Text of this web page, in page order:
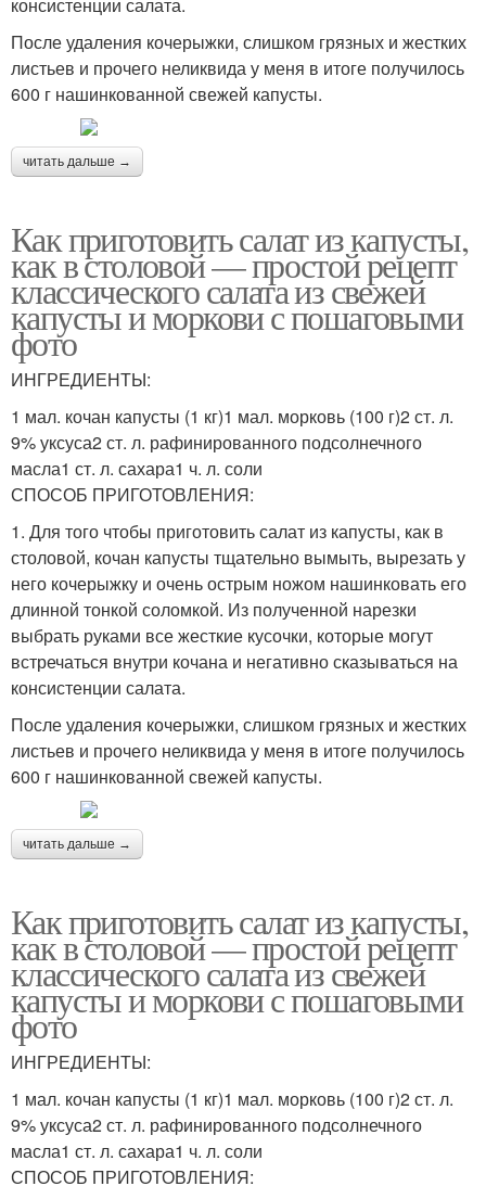
После удаления кочерыжки, слишком грязных и жестких
листьев и прочего неликвида у меня в итоге получилось
600 г нашинкованной свежей капусты.
читать дальше →
Как приготовить салат из капусты,
как в столовой — простой рецепт
классического салата из свежей
капусты и моркови с пошаговыми
фото
ИНГРЕДИЕНТЫ:
1 мал. кочан капусты (1 кг)1 мал. морковь (100 г)2 ст. л.
9% уксуса2 ст. л. рафинированного подсолнечного
масла1 ст. л. сахара1 ч. л. соли
СПОСОБ ПРИГОТОВЛЕНИЯ:
1. Для того чтобы приготовить салат из капусты, как в
столовой, кочан капусты тщательно вымыть, вырезать у
него кочерыжку и очень острым ножом нашинковать его
длинной тонкой соломкой. Из полученной нарезки
выбрать руками все жесткие кусочки, которые могут
встречаться внутри кочана и негативно сказываться на
консистенции салата.
После удаления кочерыжки, слишком грязных и жестких
листьев и прочего неликвида у меня в итоге получилось
600 г нашинкованной свежей капусты.
читать дальше →
Как приготовить салат из капусты,
как в столовой — простой рецепт
классического салата из свежей
капусты и моркови с пошаговыми
фото
ИНГРЕДИЕНТЫ:
1 мал. кочан капусты (1 кг)1 мал. морковь (100 г)2 ст. л.
9% уксуса2 ст. л. рафинированного подсолнечного
масла1 ст. л. сахара1 ч. л. соли
СПОСОБ ПРИГОТОВЛЕНИЯ: